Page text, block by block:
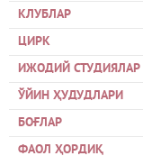
КЛУБЛАР
ЦИРК
ИЖОДИЙ СТУДИЯЛАР
ЎЙИН ҲУДУДЛАРИ
БОҒЛАР
ФАОЛ ҲОРДИҚ